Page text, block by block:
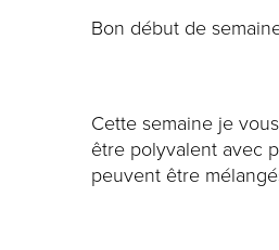
Bon début de
Cette semaine je
être polyvalent avec
peuvent être